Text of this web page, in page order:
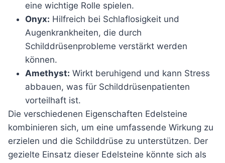
eine wichtige Rolle spielen.
Onyx: Hilfreich bei Schlaflosigkeit und
Augenkrankheiten, die durch
Schilddrüsenprobleme verstärkt werden
können.
Amethyst: Wirkt beruhigend und kann Stress
abbauen, was für Schilddrüsenpatienten
vorteilhaft ist.
Die verschiedenen Eigenschaften Edelsteine
kombinieren sich, um eine umfassende Wirkung zu
erzielen und die Schilddrüse zu unterstützen. Der
gezielte Einsatz dieser Edelsteine könnte sich als